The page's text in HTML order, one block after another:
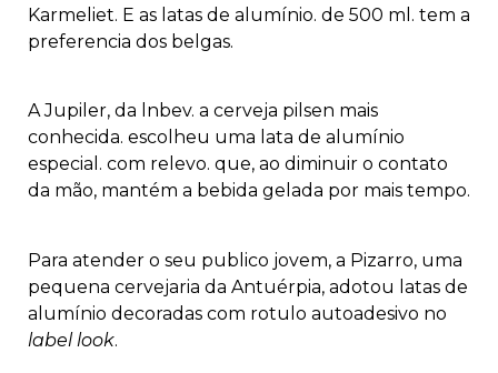
Karmeliet. E as latas de alumínio. de 500 ml. tem a
preferen­cia dos belgas.
A Jupiler, da lnbev. a cerveja pil­sen mais
conhecida. escolheu uma lata de alumínio
especial. com relevo. que, ao diminuir o contato
da mão, mantém a bebida gelada por mais tempo.
Para atender o seu publico jo­vem, a Pizarro, uma
pequena cer­vejaria da Antuérpia, adotou latas de
alumínio decoradas com rotulo autoadesivo no
label look.